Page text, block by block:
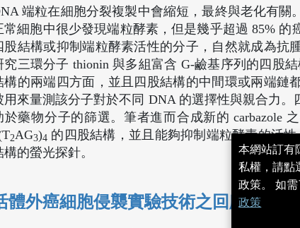
端粒在細胞分裂複製中會縮短，最終與老化有
常細胞中很少發現端粒酵素，但是幾乎超過 85%
股結構或抑制端粒酵素活性的分子，自然就成為抗
究三環分子 thionin 與多組富含 G-鹼基序列的四股
構的兩端四方面，並且四股結構的中間環或兩端鏈
用來量測該分子對於不同 DNA 的選擇性與親合力
於藥物分子的篩選。筆者進而合成新的 carbazole
2AG3)4 的四股結構，並且能夠抑制端粒酵素的活
構的螢光探針。
體外癌細胞侵襲實驗技術之回顧與未來
本網站訂有
私權，請點
政策。 如
政策